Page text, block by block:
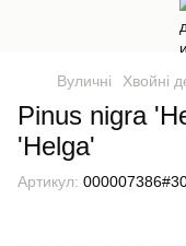
Вуличні Хвойні
Pinus nigra
'Helga'
Артикул: